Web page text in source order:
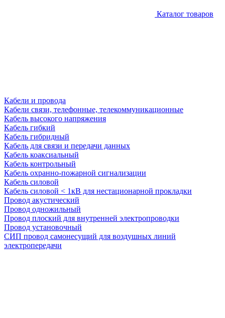
Каталог товаров
Кабели и провода
Кабели связи, телефонные, телекоммуникационные
Кабель высокого напряжения
Кабель гибкий
Кабель гибридный
Кабель для связи и передачи данных
Кабель коаксиальный
Кабель контрольный
Кабель охранно-пожарной сигнализации
Кабель силовой
Кабель силовой < 1кВ для нестационарной прокладки
Провод акустический
Провод одножильный
Провод плоский для внутренней электропроводки
Провод установочный
СИП провод самонесущий для воздушных линий
электропередачи